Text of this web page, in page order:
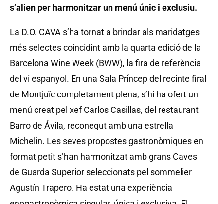
s’alien per harmonitzar un menú únic i exclusiu.
La D.O. CAVA s’ha tornat a brindar als maridatges
més selectes coincidint amb la quarta edició de la
Barcelona Wine Week (BWW), la fira de referència
del vi espanyol. En una Sala Príncep del recinte firal
de Montjuïc completament plena, s’hi ha ofert un
menú creat pel xef Carlos Casillas, del restaurant
Barro de Ávila, reconegut amb una estrella
Michelin. Les seves propostes gastronòmiques en
format petit s’han harmonitzat amb grans Caves
de Guarda Superior seleccionats pel sommelier
Agustín Trapero. Ha estat una experiència